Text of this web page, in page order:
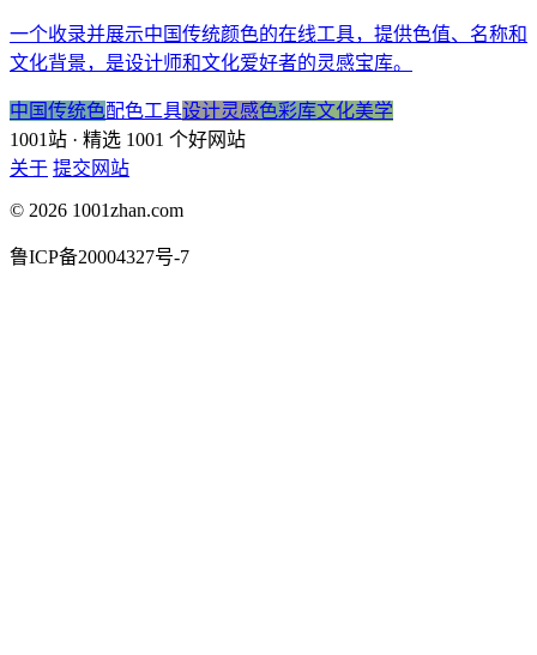
一个收录并展示中国传统颜色的在线工具，提供色值、名称和
文化背景，是设计师和文化爱好者的灵感宝库。
中国传统色配色工具设计灵感色彩库文化美学
1001站 · 精选 1001 个好网站
关于 提交网站
© 2026 1001zhan.com
鲁ICP备20004327号-7